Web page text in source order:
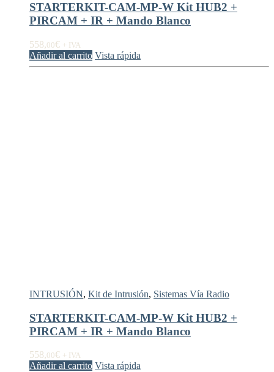
STARTERKIT-CAM-MP-W Kit HUB2 +
PIRCAM + IR + Mando Blanco
558,00€ + IVA
Añadir al carrito Vista rápida
INTRUSIÓN, Kit de Intrusión, Sistemas Vía Radio
STARTERKIT-CAM-MP-W Kit HUB2 +
PIRCAM + IR + Mando Blanco
558,00€ + IVA
Añadir al carrito Vista rápida